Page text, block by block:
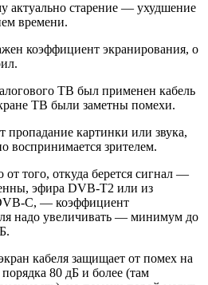
актуально старение — ухудшение
времени.
коэффициент экранирования, о
ТВ был применен кабель
ТВ были заметны помехи.
пропадание картинки или звука,
воспринимается зрителем.
того, откуда берется сигнал —
эфира DVB-T2 или из
C, — коэффициент
надо увеличивать — минимум до
кабеля защищает от помех на
80 дБ и более (там